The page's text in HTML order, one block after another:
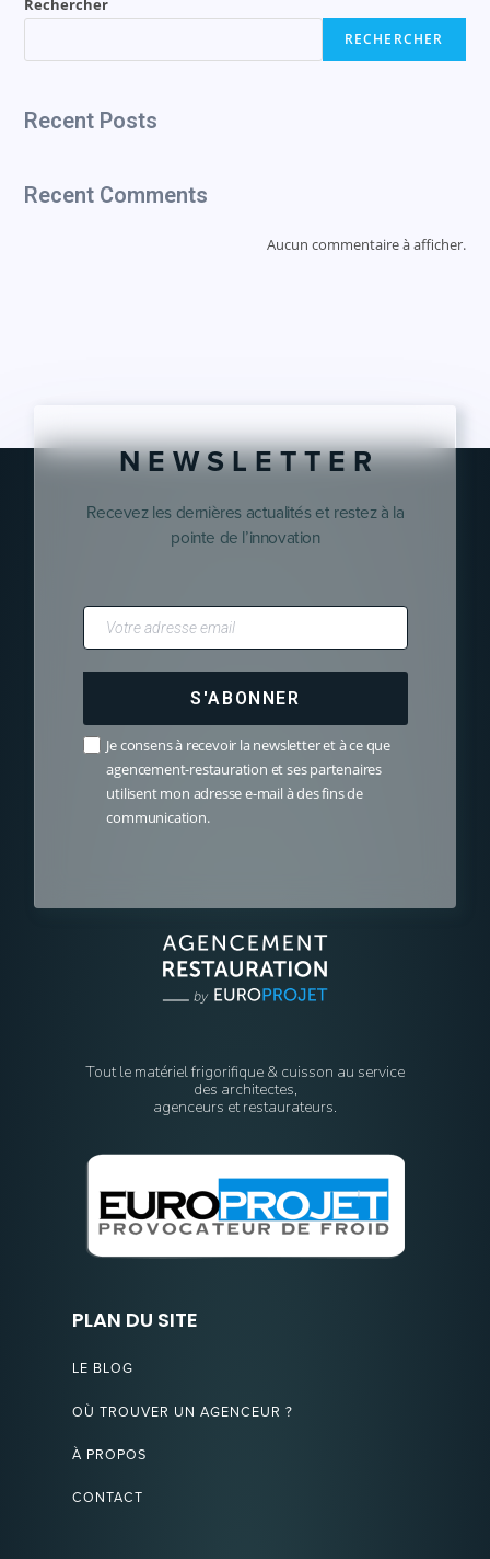
Rechercher
RECHERCHER
Recent Posts
Recent Comments
Aucun commentaire à afficher.
N E W S L E T T E R
Recevez les dernières actualités et restez à la
pointe de l’innovation
S'ABONNER
Je consens à recevoir la newsletter et à ce que
agencement-restauration et ses partenaires
utilisent mon adresse e-mail à des fins de
communication.
Tout le matériel frigorifique & cuisson au service
des architectes,
agenceurs et restaurateurs.
PLAN DU SITE
LE BLOG
OÙ TROUVER UN AGENCEUR ?
À PROPOS
CONTACT